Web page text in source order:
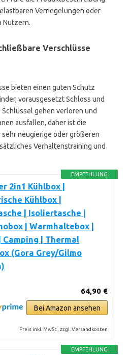
Verriegelungen oder
Nutzern.
Verschlüsse
bieten einen guten Schutz
vorausgesetzt Schloss und
gehen verloren und
ausfallen, daher ist die
sehr neugierige oder größeren
Verhaltenstraining und
EMPFEHLUNG
2in1 Kühlbox |
Kühlbox |
| Isoliertasche |
| Warmhaltebox |
Camping | Thermal
(Gora Grey/Gilmo
64,90 €
Bei Amazon ansehen
Preis inkl. MwSt., zzgl. Versandkosten
EMPFEHLUNG